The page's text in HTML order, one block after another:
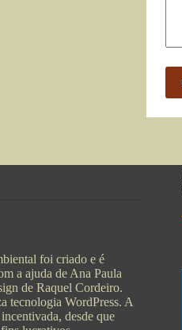
foi criado e é
a ajuda de Ana Paula
de Raquel Cordeiro.
tecnologia WordPress. A
desde que